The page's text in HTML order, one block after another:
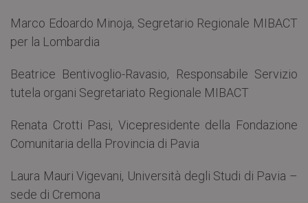
Marco Edoardo Minoja, Segretario Regionale MIBACT
per la Lombardia
Beatrice Bentivoglio-Ravasio, Responsabile Servizio
tutela organi Segretariato Regionale MIBACT
Renata Crotti Pasi, Vicepresidente della Fondazione
Comunitaria della Provincia di Pavia
Laura Mauri Vigevani, Università degli Studi di Pavia –
sede di Cremona